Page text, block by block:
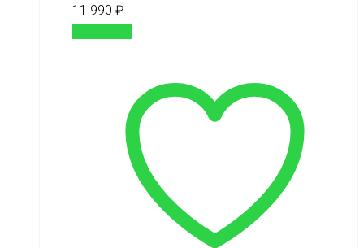
11 990 ₽